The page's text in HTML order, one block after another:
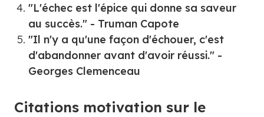
"L'échec est l'épice qui donne sa saveur
au succès." - Truman Capote
"Il n'y a qu'une façon d'échouer, c'est
d'abandonner avant d'avoir réussi." -
Georges Clemenceau
Citations motivation sur le